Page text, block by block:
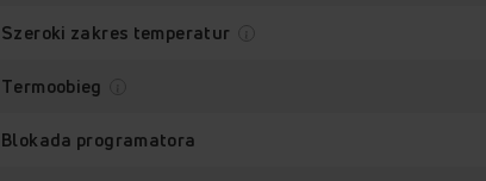
Szeroki zakres temperatur
Termoobieg
Blokada programatora